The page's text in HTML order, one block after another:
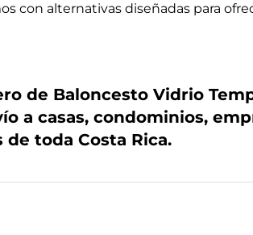
con alternativas diseñadas para
de Baloncesto Vidrio
a casas, condominios,
toda Costa Rica.